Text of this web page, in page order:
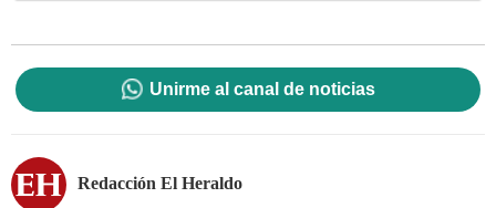
Unirme al canal de noticias
Redacción El Heraldo